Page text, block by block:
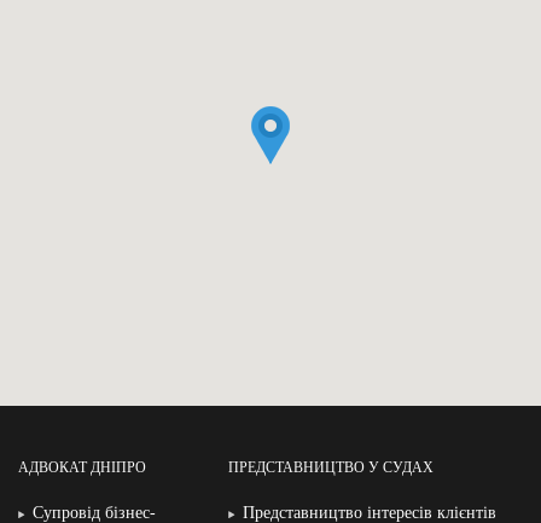
АДВОКАТ ДНІПРО
Супровід бізнес-
ПРЕДСТАВНИЦТВО У СУДАХ
Представництво інтересів клієнтів